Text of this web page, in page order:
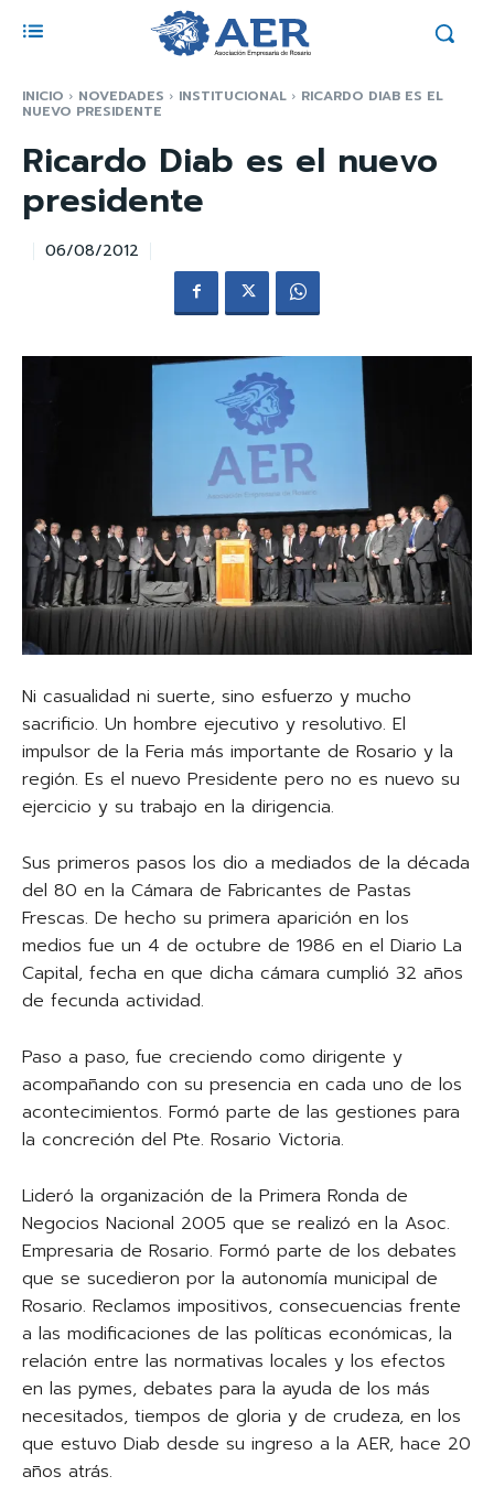
INICIO NOVEDADES INSTITUCIONAL RICARDO DIAB ES EL
NUEVO PRESIDENTE
Ricardo Diab es el nuevo
presidente
06/08/2012
Ni casualidad ni suerte, sino esfuerzo y mucho
sacrificio. Un hombre ejecutivo y resolutivo. El
impulsor de la Feria más importante de Rosario y la
región. Es el nuevo Presidente pero no es nuevo su
ejercicio y su trabajo en la dirigencia.
Sus primeros pasos los dio a mediados de la década
del 80 en la Cámara de Fabricantes de Pastas
Frescas. De hecho su primera aparición en los
medios fue un 4 de octubre de 1986 en el Diario La
Capital, fecha en que dicha cámara cumplió 32 años
de fecunda actividad.
Paso a paso, fue creciendo como dirigente y
acompañando con su presencia en cada uno de los
acontecimientos. Formó parte de las gestiones para
la concreción del Pte. Rosario Victoria.
Lideró la organización de la Primera Ronda de
Negocios Nacional 2005 que se realizó en la Asoc.
Empresaria de Rosario. Formó parte de los debates
que se sucedieron por la autonomía municipal de
Rosario. Reclamos impositivos, consecuencias frente
a las modificaciones de las políticas económicas, la
relación entre las normativas locales y los efectos
en las pymes, debates para la ayuda de los más
necesitados, tiempos de gloria y de crudeza, en los
que estuvo Diab desde su ingreso a la AER, hace 20
años atrás.